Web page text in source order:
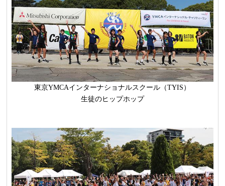
東京YMCAインターナショナルスクール（TYIS）
生徒のヒップホップ